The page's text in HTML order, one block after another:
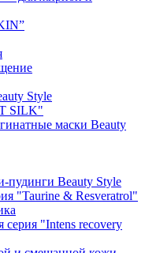
Style
SILK"
маски Beauty
пудинги Beauty Style
"Taurine & Resveratrol"
"Intens recovery